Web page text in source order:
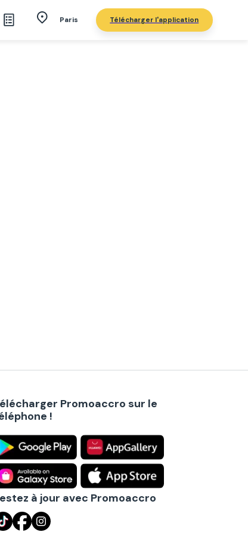
Paris Télécharger l'application
Promoaccro sur le
!
à jour avec Promoaccro